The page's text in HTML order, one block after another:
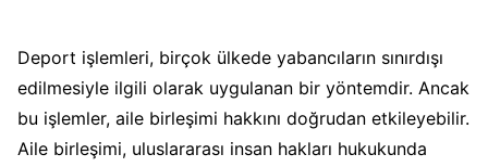
Deport işlemleri, birçok ülkede yabancıların sınırdışı
edilmesiyle ilgili olarak uygulanan bir yöntemdir. Ancak
bu işlemler, aile birleşimi hakkını doğrudan etkileyebilir.
Aile birleşimi, uluslararası insan hakları hukukunda